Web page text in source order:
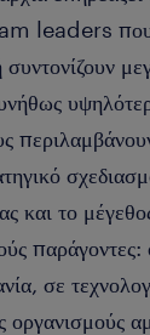
leaders που
και το
σε